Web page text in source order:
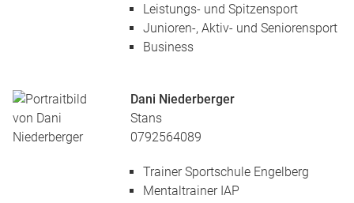
Leistungs- und Spitzensport
Junioren-, Aktiv- und Seniorensport
Business
Dani Niederberger
Stans
0792564089
Trainer Sportschule Engelberg
Mentaltrainer IAP